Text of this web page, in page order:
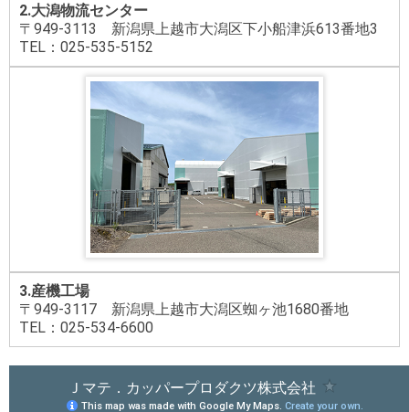
2.大潟物流センター
〒949-3113 新潟県上越市大潟区下小船津浜613番地3
TEL：025-535-5152
3.産機工場
〒949-3117 新潟県上越市大潟区蜘ヶ池1680番地
TEL：025-534-6600